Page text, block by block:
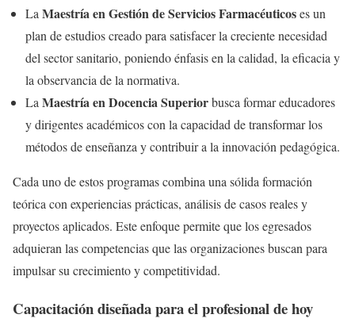
La Maestría en Gestión de Servicios Farmacéuticoses un
plan de estudios creado para satisfacer la creciente necesidad
del sector sanitario, poniendo énfasis en la calidad, la eficacia y
la observancia de la normativa.
La Maestría en Docencia Superiorbusca formar educadores
y dirigentes académicos con la capacidad de transformar los
métodos de enseñanza y contribuir a la innovación pedagógica.
Cada uno de estos programas combina una sólida formación
teórica con experiencias prácticas, análisis de casos reales y
proyectos aplicados. Este enfoque permite que los egresados
adquieran las competencias que las organizaciones buscan para
impulsar su crecimiento y competitividad.
Capacitación diseñada para el profesional de hoy